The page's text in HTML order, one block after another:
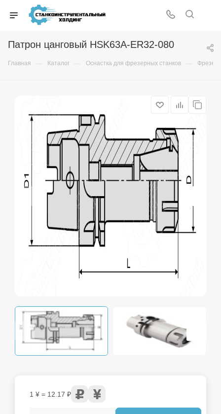
Патрон цанговый HSK63A-ER32-080
Главная — Каталог — Оснастка для фрезерных станков —
1 ¥ = 12.17 ₽